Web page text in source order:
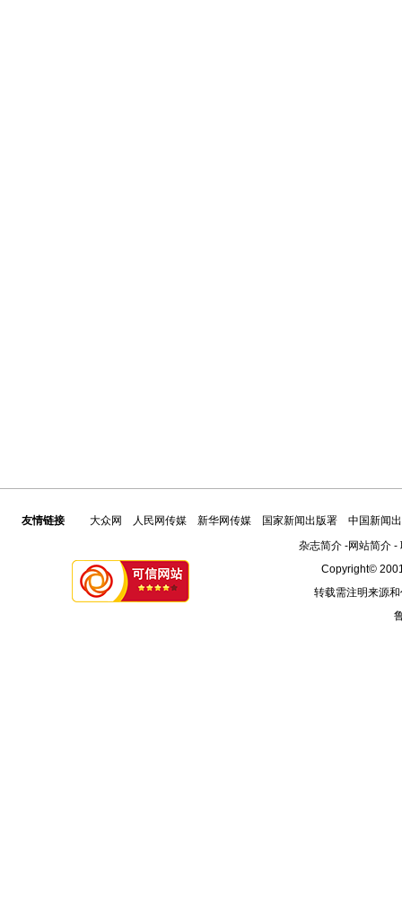
友情链接 大众网 人民网传媒 新华网传媒 国家新闻出版署
中国新闻
杂志简介-网站简介-
Copyright©
转载需注明来源